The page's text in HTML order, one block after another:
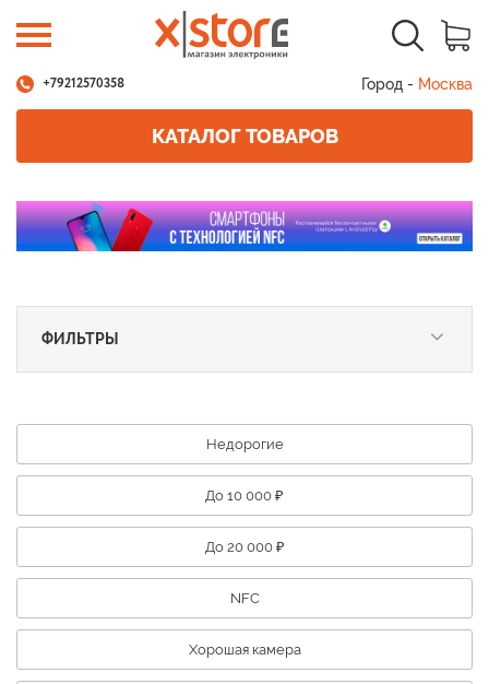
+79212570358 Город - Москва
КАТАЛОГ ТОВАРОВ
ФИЛЬТРЫ
Недорогие
До 10 000 ₽
До 20 000 ₽
NFC
Хорошая камера